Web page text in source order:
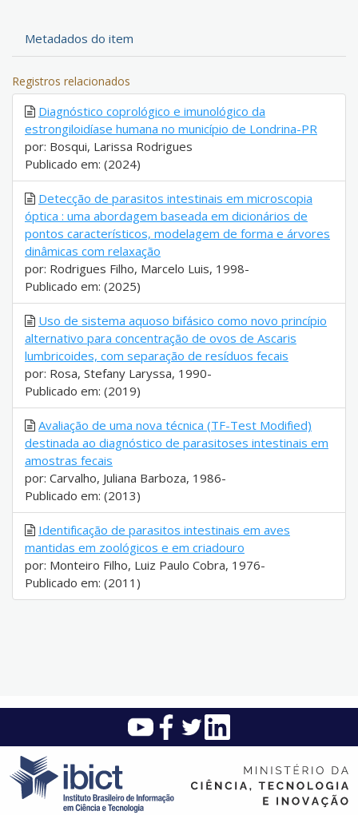
Metadados do item
Registros relacionados
Diagnóstico coprológico e imunológico da
estrongiloidíase humana no município de Londrina-PR
por: Bosqui, Larissa Rodrigues
Publicado em: (2024)
Detecção de parasitos intestinais em microscopia
óptica : uma abordagem baseada em dicionários de
pontos característicos, modelagem de forma e árvores
dinâmicas com relaxação
por: Rodrigues Filho, Marcelo Luis, 1998-
Publicado em: (2025)
Uso de sistema aquoso bifásico como novo princípio
alternativo para concentração de ovos de Ascaris
lumbricoides, com separação de resíduos fecais
por: Rosa, Stefany Laryssa, 1990-
Publicado em: (2019)
Avaliação de uma nova técnica (TF-Test Modified)
destinada ao diagnóstico de parasitoses intestinais em
amostras fecais
por: Carvalho, Juliana Barboza, 1986-
Publicado em: (2013)
Identificação de parasitos intestinais em aves
mantidas em zoológicos e em criadouro
por: Monteiro Filho, Luiz Paulo Cobra, 1976-
Publicado em: (2011)